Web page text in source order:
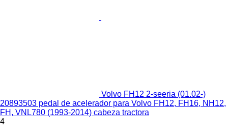
Volvo FH12 2-seeria (01.02-)
20893503 pedal de acelerador para Volvo FH12, FH16, NH12,
FH, VNL780 (1993-2014) cabeza tractora
4